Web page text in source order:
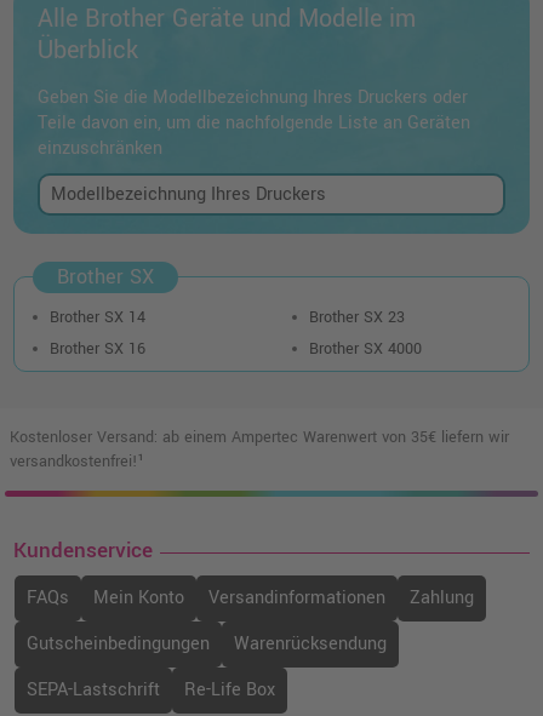
Alle Brother Geräte und Modelle im
Überblick
Geben Sie die Modellbezeichnung Ihres Druckers oder
Teile davon ein, um die nachfolgende Liste an Geräten
einzuschränken
Brother SX
Brother SX 14
Brother SX 16
Brother SX 23
Brother SX 4000
Kostenloser Versand: ab einem Ampertec Warenwert von 35€ liefern wir
versandkostenfrei!¹
Kundenservice
FAQs Mein Konto Versandinformationen
Zahlung
Gutscheinbedingungen
Warenrücksendung
SEPA-Lastschrift
Re-Life Box